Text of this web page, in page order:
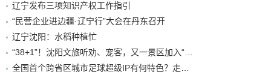
辽宁发布三项知识产权工作指引
“民营企业进边疆·辽宁行”大会在丹东召开
辽宁沈阳：水稻种植忙